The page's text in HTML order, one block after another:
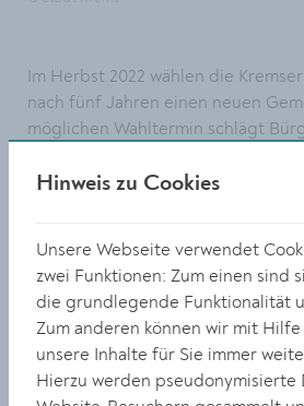
Im Herbst 2022 wählen die
nach fünf Jahren einen neuen
möglichen Wahltermin schlägt
krisengeschüttelten Zeiten ist es
fortzufahren,“ so Resch bei der
Im Herbst stehen wichtige
eine Strategie für die
werden, die Errichtung von
der Badearena vorangetrieben
Hinweis zu Cookies
Unsere Webseite verwendet
zwei Funktionen: Zum einen sind
die grundlegende Funktionalität
Zum anderen können wir mit
unsere Inhalte für Sie immer
Hierzu werden pseudonymisierte